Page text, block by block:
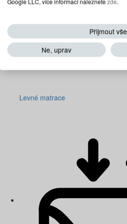
Levné matrace
Přijmout vše
Ne, uprav